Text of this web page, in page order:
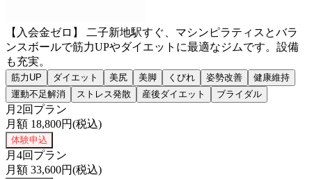
【入会金ゼロ】 二子新地駅すぐ、マシンピラティスとバラ
ンスボールで筋力UPやダイエットに最適なジムです。設備
も充実。
筋力UP ダイエット 美尻 美脚 くびれ 姿勢改善
健康維持
運動不足解消
ストレス発散 産後ダイエット ブライダル
月2回プラン
月額 18,800円(税込)
体験申込
月4回プラン
月額 33,600円(税込)